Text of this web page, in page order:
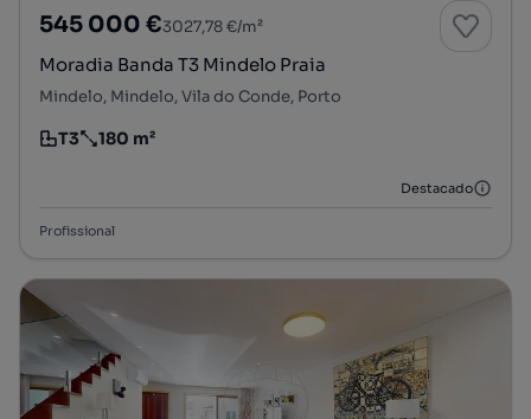
545 000 €3027,78 €/m²
Moradia Banda T3 Mindelo Praia
Mindelo, Mindelo, Vila do Conde, Porto
Tipologia
T3
Preço por metro quadrado
180 m²
Destacado
Profissional